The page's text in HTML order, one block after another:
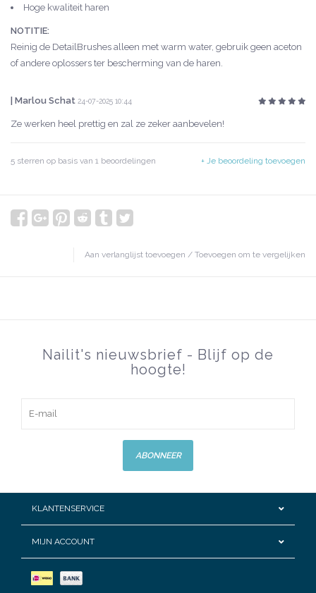
Hoge kwaliteit haren
NOTITIE:
Reinig de DetailBrushes alleen met warm water, gebruik geen aceton
of andere oplossers ter bescherming van de haren.
| Marlou Schat 24-07-2025 10:44
Ze werken heel prettig en zal ze zeker aanbevelen!
+ Je beoordeling toevoegen
5 sterren op basis van 1 beoordelingen
Aan verlanglijst toevoegen / Toevoegen om te vergelijken
Nailit's nieuwsbrief - Blijf op de
hoogte!
ABONNEER
KLANTENSERVICE
MIJN ACCOUNT